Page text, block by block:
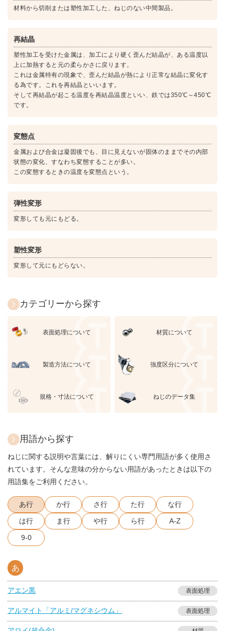
材料から切削または塑性加工した、ねじのない中間製品。
再結晶
塑性加工を受けた金属は、加工により硬く歪んだ結晶が、ある温度以
上に加熱すると元の柔らかさに戻ります。
これは金属特有の現象で、歪んだ結晶が熱により正常な結晶に変化す
る為です。これを再結晶といいます。
そして再結晶が起こる温度を再結晶温度といい、鉄では350℃～450℃
です。
変態点
金属および合金は凝固後でも、目に見えないが固体のままでその内部
状態の変化、すなわち変態することが多い。
この変態するときの温度を変態点という。
弾性変形
変形しても元にもどる。
塑性変形
変形して元にもどらない。
カテゴリーから探す
表面処理について 材質について
製造方法について 強度区分について
規格・寸法について ねじのデータ集
用語から探す
ねじに関する説明や言葉には、解りにくい専門用語が多く使用さ
れています。そんな意味の分からない用語があったときは以下の
用語集をご利用ください。
あ行 か行 さ行 た行 な行
は行 ま行 や行 ら行 A-Z
9-0
あ
アエン黒 表面処理
アルマイト「アルミ/マグネシウム」 表面処理